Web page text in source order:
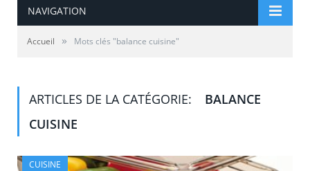
NAVIGATION
Accueil » Mots clés "balance cuisine"
ARTICLES DE LA CATÉGORIE:
BALANCE
CUISINE
CUISINE